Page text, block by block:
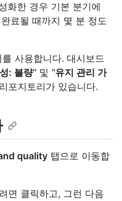
화한 경우 기본 분기에
료될 때까지 몇 분 정도
사용합니다. 대시보드
: 불량" 및 "유지 관리 가
포지토리가 있습니다.
quality 탭으로 이동합
면 클릭하고, 그런 다음